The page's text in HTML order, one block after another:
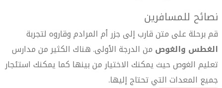
نصائح للمسافرين
قم برحلة على متن قارب إلى جزر أم المرادم وقاروه لتجربة
الغطس والغوص من الدرجة الأولى. هناك الكثير من مدارس
تعليم الغوص حيث يمكنك الاختيار من بينها كما يمكنك استئجار
جميع المعدات التي تحتاج إليها.